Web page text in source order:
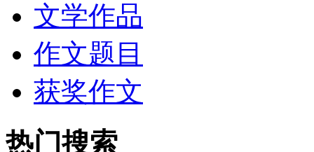
文学作品
作文题目
获奖作文
热门搜索